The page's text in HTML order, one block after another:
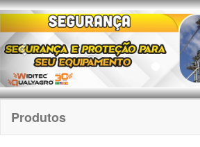
Previous
Produtos